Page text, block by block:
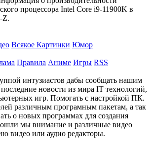
процессора Intel Core i9-11900K в
Z.
Всякое Картинки Юмор
Правила Аниме Игры RSS
интузиастов дабы сообщать нашим
новости из мира IT технологий,
игр. Помогать с настройкой ПК.
различным програмным пакетам, а так
о новых программах для создания
мы внимание и различные видео
видео или аудио редакторы.